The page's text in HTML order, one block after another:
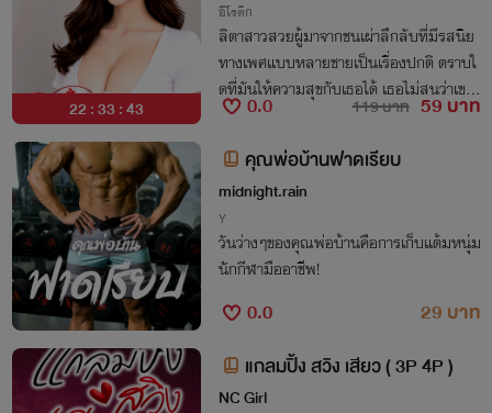
22 : 33 : 43
อีโรติก
ลิตาสาวสวยผู้มาจากชนเผ่าลึกลับที่มีรสนิย
ทางเพศแบบหลายชายเป็นเรื่องปกติ ตราบใ
ดที่มันให้ความสุขกับเธอได้ เธอไม่สนว่าเขาจ
ะเป็นใคร กรรมกร กลุ่มคนขับรถตู้ ผนักงานโ
ยไม่ว่าสถานที่ไหนและเมื่อไหร่ เธอพร้อมจะ
ยอมแบให้ชายใคก็ได้เสพสุขกับร่างเธอ
0.0 119 บาท 59 บาท
คุณพ่อบ้านฟาดเรียบ
midnight.rain
Y
วันว่างๆของคุณพ่อบ้านคือการเก็บแต้มหนุ่ม
นักกีฬามืออาชีพ!
0.0
29 บาท
แกลมปิ้ง สวิง เสียว ( 3P 4P )
NC Girl